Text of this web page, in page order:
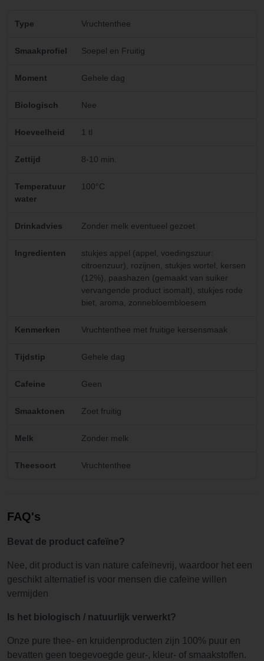
Type Vruchtenthee
Smaakprofiel Soepel en Fruitig
Moment Gehele dag
Biologisch Nee
Hoeveelheid 1 tl
Zettijd 8-10 min.
Temperatuur
water
100°C
Drinkadvies Zonder melk eventueel gezoet
Ingredienten
stukjes appel (appel, voedingszuur:
citroenzuur), rozijnen, stukjes wortel, kersen
(12%), paashazen (gemaakt van suiker
vervangende product isomalt), stukjes rode
biet, aroma, zonnebloembloesem
Kenmerken Vruchtenthee met fruitige kersensmaak
Tijdstip Gehele dag
Cafeine Geen
Smaaktonen Zoet fruitig
Melk Zonder melk
Theesoort Vruchtenthee
FAQ's
Bevat de product cafeïne?
Nee, dit product is van nature cafeïnevrij, waardoor het een
geschikt alternatief is voor mensen die cafeïne willen
vermijden
Is het biologisch / natuurlijk verwerkt?
Onze pure thee- en kruidenproducten zijn 100% puur en
bevatten geen toegevoegde geur-, kleur- of smaakstoffen.